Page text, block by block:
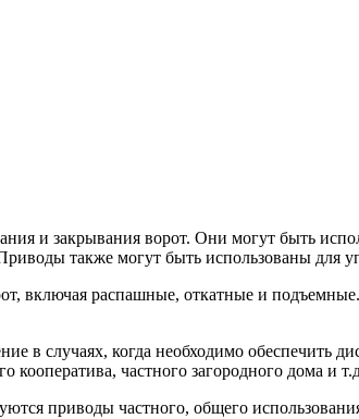
и закрывания ворот. Они могут быть
также могут быть использованы
распашные, откатные и
в случаях, когда необходимо обеспечить
частного загородного дома и
приводы частного, общего